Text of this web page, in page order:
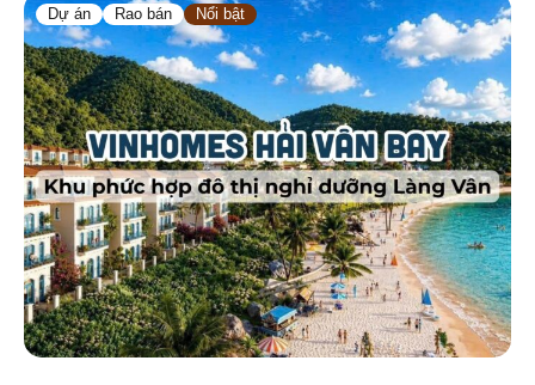
Dự án Rao bán Nổi bật